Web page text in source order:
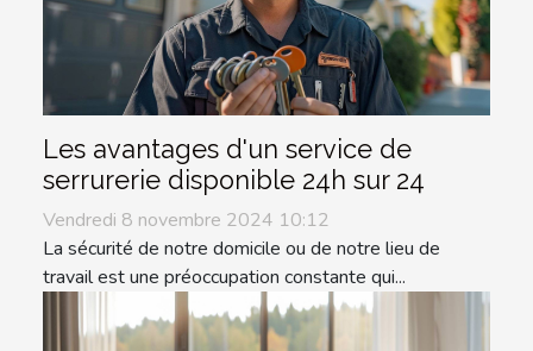
Les avantages d'un service de
serrurerie disponible 24h sur 24
Vendredi 8 novembre 2024 10:12
La sécurité de notre domicile ou de notre lieu de
travail est une préoccupation constante qui...